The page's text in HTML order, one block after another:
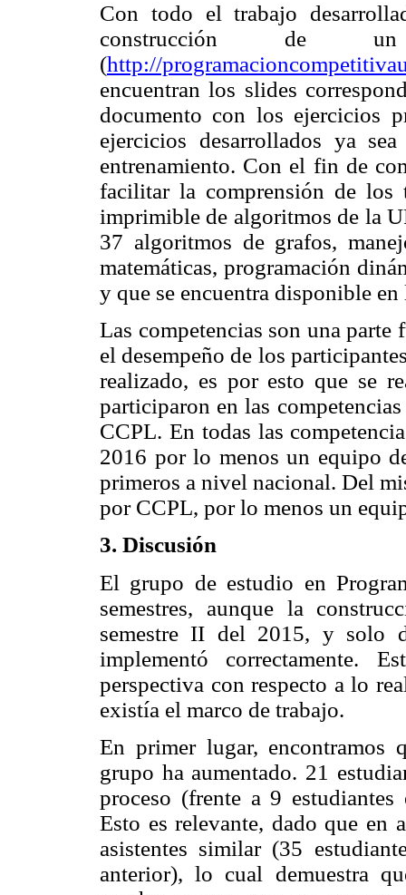
Con todo el trabajo
construcción de
(http://
encuentran los slides
documento con los ejercicios
ejercicios desarrollados ya
entrenamiento. Con el fin de
facilitar la comprensión de los
imprimible de algoritmos de la
37 algoritmos de grafos,
matemáticas, programación
y que se encuentra disponible
Las competencias son una
el desempeño de los
realizado, es por esto que se
participaron en las
CCPL. En todas las
2016 por lo menos un equipo
primeros a nivel nacional. Del
por CCPL, por lo menos un
3. Discusión
El grupo de estudio en
semestres, aunque la
semestre II del 2015, y solo
implementó correctamente.
perspectiva con respecto a lo
existía el marco de trabajo.
En primer lugar, encontramos
grupo ha aumentado. 21
proceso (frente a 9 estudiantes
Esto es relevante, dado que en
asistentes similar (35
anterior), lo cual demuestra